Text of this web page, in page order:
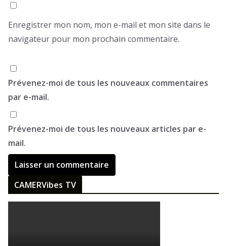
Enregistrer mon nom, mon e-mail et mon site dans le
navigateur pour mon prochain commentaire.
Prévenez-moi de tous les nouveaux commentaires
par e-mail.
Prévenez-moi de tous les nouveaux articles par e-
mail.
CAMERVibes TV